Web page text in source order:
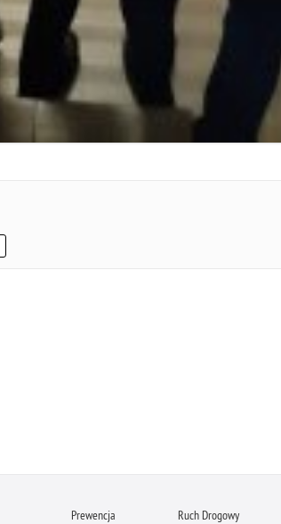
Prewencja Ruch Drogowy